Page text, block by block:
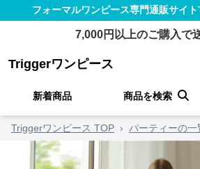
フォーマルワンピース専門通販サイト
7,000円以上のご購入で
Triggerワンピース
新着商品 商品を検索
Triggerワンピース TOP › パーティーの一